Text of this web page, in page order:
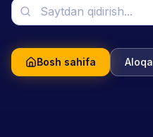
Bosh sahifa Aloqa